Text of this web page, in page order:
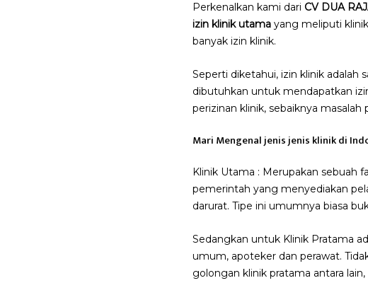
Perkenalkan kami dari CV DUA
izin klinik utama yang meliputi
banyak izin klinik.
Seperti diketahui, izin klinik adalah
dibutuhkan untuk mendapatkan
perizinan klinik, sebaiknya
Mari Mengenal jenis jenis klinik di
Klinik Utama : Merupakan sebuah
pemerintah yang menyediakan
darurat. Tipe ini umumnya biasa
Sedangkan untuk Klinik Pratama
umum, apoteker dan perawat.
golongan klinik pratama antara